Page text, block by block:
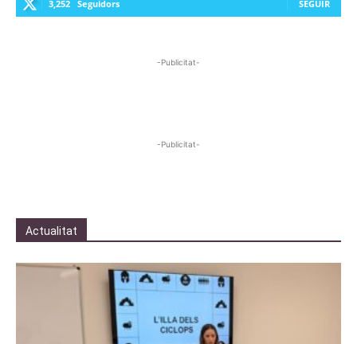
3,252 Seguidors SEGUIR
-Publicitat-
-Publicitat-
Actualitat